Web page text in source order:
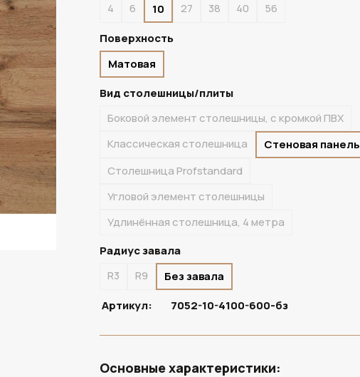
4
6 10 27 38 40
56
Поверхность
Матовая
Вид столешницы/плиты
Боковой элемент столешницы, с кромкой ПВХ
Классическая столешница
Стеновая панель
Столешница Profstandard
Угловой элемент столешницы
Удлинённая столешница, 4 метра
Радиус завала
R3
R9
Без завала
Артикул:
7052-10-4100-600-бз
Основные характеристики: